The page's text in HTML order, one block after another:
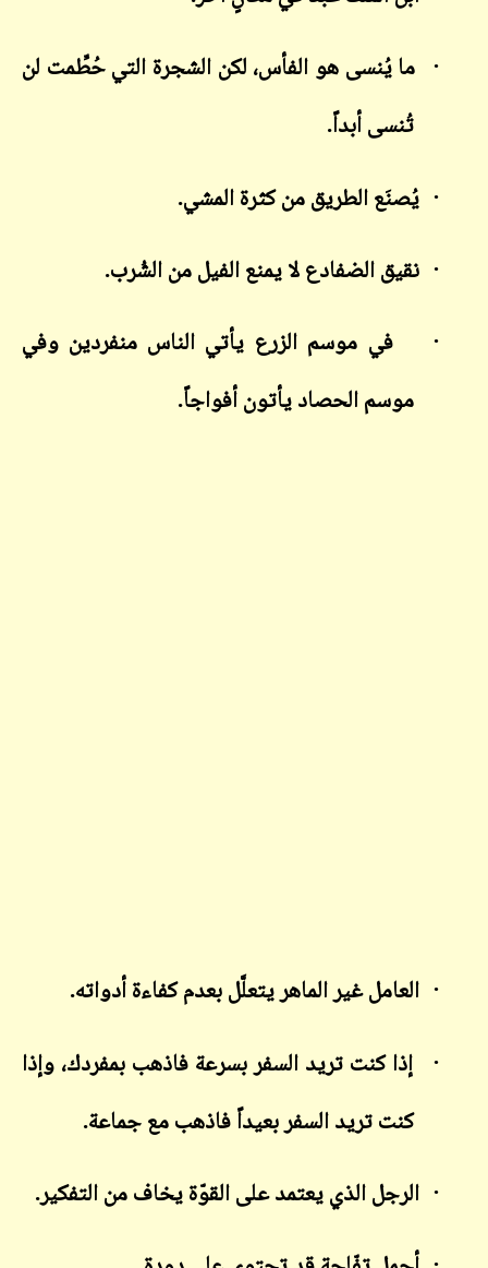
· ما يُنسى هو الفأس، لكن الشجرة التي حُطِّمت لن
تُنسى أبداً.
· يُصنَع الطريق من كثرة المشي.
· نقيق الضفادع لا يمنع الفيل من الشُرب.
·
في موسم الزرع يأتي الناس منفردين وفي
موسم الحصاد يأتون أفواجاً.
· العامل غير الماهر يتعلَّل بعدم كفاءة أدواته.
· إذا كنت تريد السفر بسرعة فاذهب بمفردك، وإذا
كنت تريد السفر بعيداً فاذهب مع جماعة.
· الرجل الذي يعتمد على القوّة يخاف من التفكير.